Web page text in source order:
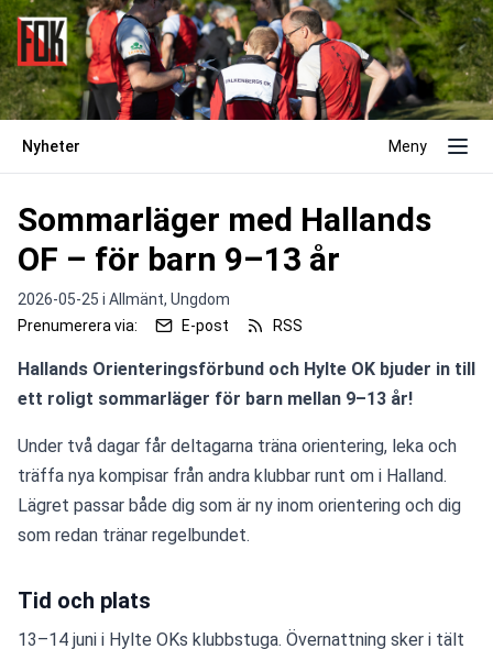
Nyheter Meny
Sommarläger med Hallands
OF – för barn 9–13 år
2026-05-25 i Allmänt, Ungdom
Prenumerera via:
E-post RSS
Hallands Orienteringsförbund och Hylte OK bjuder in till
ett roligt sommarläger för barn mellan 9–13 år!
Under två dagar får deltagarna träna orientering, leka och
träffa nya kompisar från andra klubbar runt om i Halland.
Lägret passar både dig som är ny inom orientering och dig
som redan tränar regelbundet.
Tid och plats
13–14 juni i Hylte OKs klubbstuga. Övernattning sker i tält